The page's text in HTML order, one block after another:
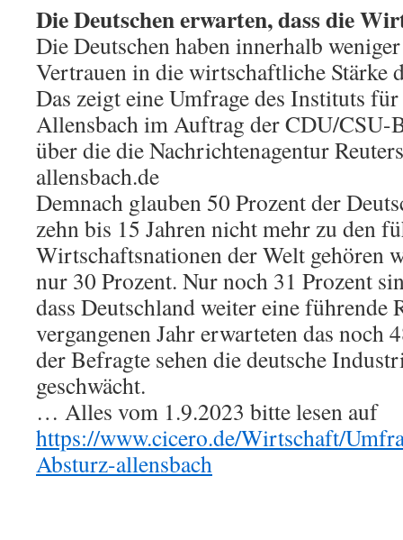
Die Deutschen erwarten, dass die
Die Deutschen haben innerhalb
Vertrauen in die wirtschaftliche Stärke
Das zeigt eine Umfrage des Instituts
Allensbach im Auftrag der CDU/CSU-
über die die Nachrichtenagentur
allensbach.de
Demnach glauben 50 Prozent der
zehn bis 15 Jahren nicht mehr zu den
Wirtschaftsnationen der Welt gehören
nur 30 Prozent. Nur noch 31 Prozent
dass Deutschland weiter eine
vergangenen Jahr erwarteten das noch
der Befragte sehen die deutsche
geschwächt.
… Alles vom 1.9.2023 bitte lesen auf
https://www.cicero.de/Wirtschaft/
Absturz-allensbach